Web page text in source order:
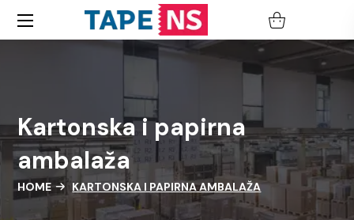
Kartonska i papirna
ambalaža
HOME KARTONSKA I PAPIRNA AMBALAŽA